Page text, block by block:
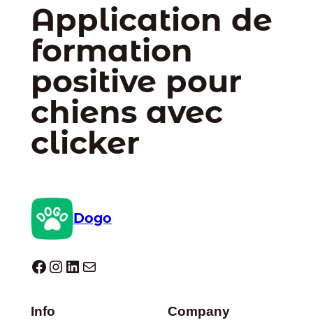
Application de
formation
positive pour
chiens avec
clicker
Dogo
Dogo facebook InstagramLinkedIn E-mail
Info Company